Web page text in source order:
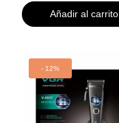
original
era:
Añadir al carrito
- 12%